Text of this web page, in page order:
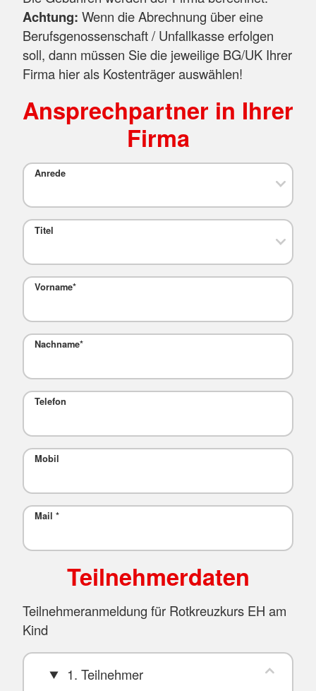
Achtung: Wenn die Abrechnung über eine
Berufsgenossenschaft / Unfallkasse erfolgen
soll, dann müssen Sie die jeweilige BG/UK Ihrer
Firma hier als Kostenträger auswählen!
Ansprechpartner in Ihrer
Firma
Anrede
Titel
Vorname*
Nachname*
Telefon
Mobil
Mail *
Teilnehmerdaten
Teilnehmeranmeldung für Rotkreuzkurs EH am
Kind
1. Teilnehmer